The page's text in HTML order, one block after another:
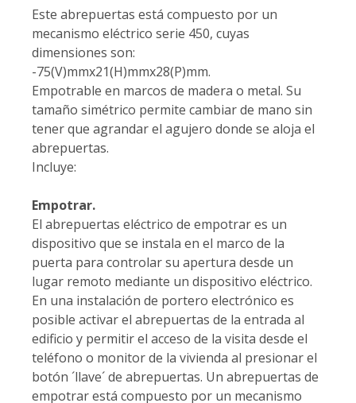
Este abrepuertas está compuesto por un
mecanismo eléctrico serie 450, cuyas
dimensiones son:
-75(V)mmx21(H)mmx28(P)mm.
Empotrable en marcos de madera o metal. Su
tamaño simétrico permite cambiar de mano sin
tener que agrandar el agujero donde se aloja el
abrepuertas.
Incluye:
Empotrar.
El abrepuertas eléctrico de empotrar es un
dispositivo que se instala en el marco de la
puerta para controlar su apertura desde un
lugar remoto mediante un dispositivo eléctrico.
En una instalación de portero electrónico es
posible activar el abrepuertas de la entrada al
edificio y permitir el acceso de la visita desde el
teléfono o monitor de la vivienda al presionar el
botón ´llave´ de abrepuertas. Un abrepuertas de
empotrar está compuesto por un mecanismo